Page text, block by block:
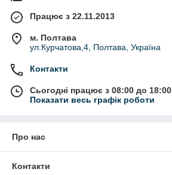
Працює з 22.11.2013
м. Полтава
ул.Курчатова,4, Полтава, Україна
Контакти
Сьогодні працює з 08:00 до 18:00
Показати весь графік роботи
Про нас
Контакти